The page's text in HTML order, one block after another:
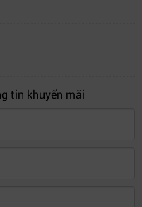
tin khuyến mãi